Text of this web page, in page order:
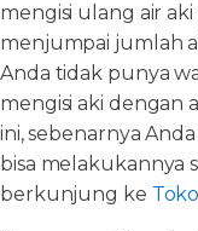
mengisi ulang air
menjumpai jumlah
Anda tidak punya
mengisi aki dengan
ini, sebenarnya
bisa melakukannya
berkunjung ke